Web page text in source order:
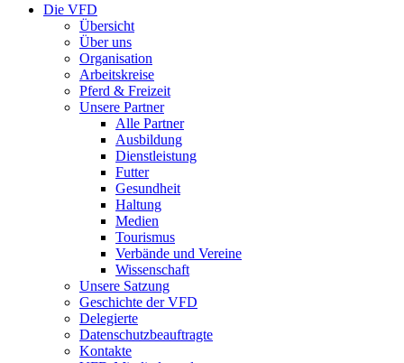
Die VFD
Übersicht
Über uns
Organisation
Arbeitskreise
Pferd & Freizeit
Unsere Partner
Alle Partner
Ausbildung
Dienstleistung
Futter
Gesundheit
Haltung
Medien
Tourismus
Verbände und Vereine
Wissenschaft
Unsere Satzung
Geschichte der VFD
Delegierte
Datenschutzbeauftragte
Kontakte